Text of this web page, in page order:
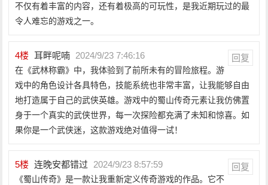
不仅有着丰富的内容，还有着极高的可玩性，是我近期玩过的最
令人难忘的游戏之一。
4楼 耳畔呢喃 2024/9/23 7:46:16 回复
在《武林称霸》中，我体验到了前所未有的冒险旅程。游
戏中的角色设计各具特色，技能系统也非常丰富，让我能够自由
地打造属于自己的武侠英雄。游戏中的蜀山传奇元素让我仿佛置
身于一个真实的武侠世界，每一次探险都充满了未知和惊喜。如
果你是一个武侠迷，这款游戏绝对值得一试！
5楼 连晚安都错过 2024/9/23 8:57:59 回复
《蜀山传奇》是一款让我重新定义传奇游戏的作品。它不